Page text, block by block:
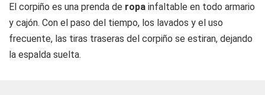
El corpiño es una prenda de ropa infaltable en todo armario
y cajón. Con el paso del tiempo, los lavados y el uso
frecuente, las tiras traseras del corpiño se estiran, dejando
la espalda suelta.